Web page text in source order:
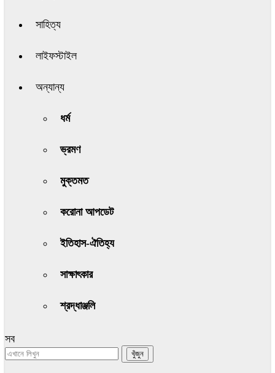
সাহিত্য
লাইফস্টাইল
অন্যান্য
ধর্ম
ভ্রমণ
মুক্তমত
করোনা আপডেট
ইতিহাস-ঐতিহ্য
সাক্ষাৎকার
শ্রদ্ধাঞ্জলি
সব